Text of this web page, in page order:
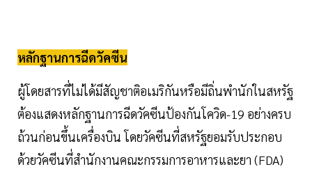
หลักฐานการฉีดวัคซีน
ผู้โดยสารที่ไม่ได้มีสัญชาติอเมริกันหรือมีถิ่นพำนักในสหรัฐ
ต้องแสดงหลักฐานการฉีดวัคซีนป้องกันโควิด-19 อย่างครบ
ถ้วนก่อนขึ้นเครื่องบิน โดยวัคซีนที่สหรัฐยอมรับประกอบ
ด้วยวัคซีนที่สำนักงานคณะกรรมการอาหารและยา (FDA)